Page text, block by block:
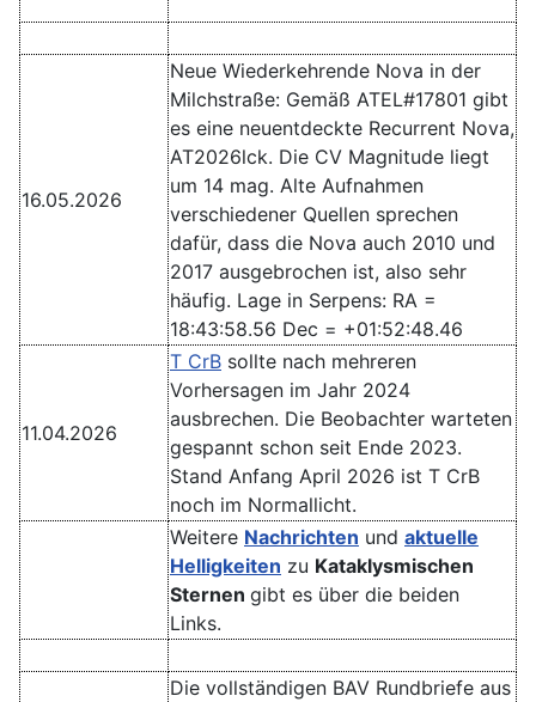
16.05.2026
Neue Wiederkehrende Nova in der
Milchstraße: Gemäß ATEL#17801 gibt
es eine neuentdeckte Recurrent Nova,
AT2026lck. Die CV Magnitude liegt
um 14 mag. Alte Aufnahmen
verschiedener Quellen sprechen
dafür, dass die Nova auch 2010 und
2017 ausgebrochen ist, also sehr
häufig. Lage in Serpens: RA =
18:43:58.56 Dec = +01:52:48.46
11.04.2026
T CrB sollte nach mehreren
Vorhersagen im Jahr 2024
ausbrechen. Die Beobachter warteten
gespannt schon seit Ende 2023.
Stand Anfang April 2026 ist T CrB
noch im Normallicht.
Weitere Nachrichten und aktuelle
Helligkeiten zu Kataklysmischen
Sternen gibt es über die beiden
Links.
Die vollständigen BAV Rundbriefe aus